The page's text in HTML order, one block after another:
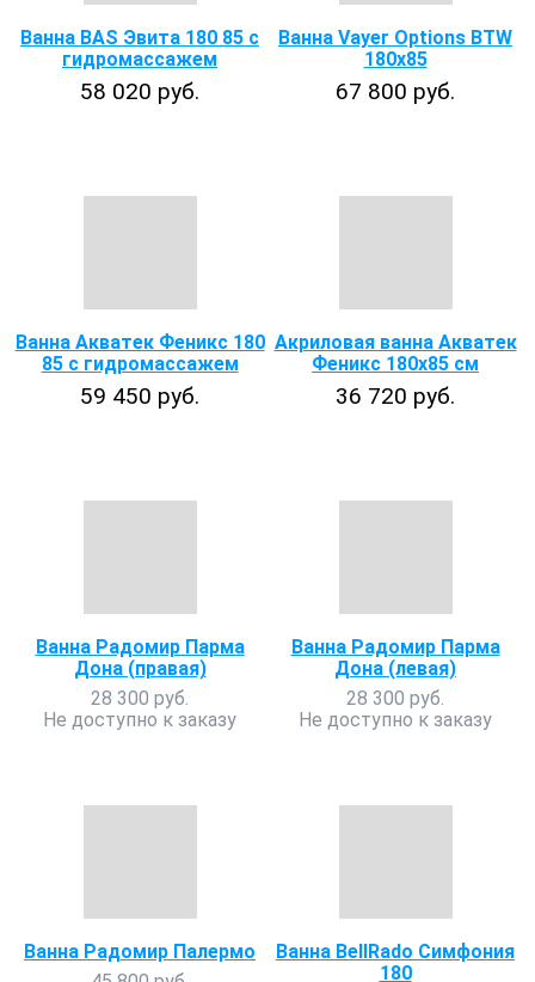
Ванна BAS Эвита 180 85 с
гидромассажем
58 020 руб.
Ванна Vayer Options BTW
180х85
67 800 руб.
Ванна Акватек Феникс 180
85 с гидромассажем
59 450 руб.
Акриловая ванна Акватек
Феникс 180х85 см
36 720 руб.
Ванна Радомир Парма
Дона (правая)
28 300 руб.
Не доступно к заказу
Ванна Радомир Парма
Дона (левая)
28 300 руб.
Не доступно к заказу
Ванна Радомир Палермо
Ванна BellRado Симфония
180